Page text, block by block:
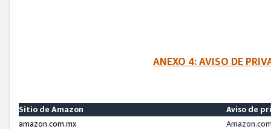
ANEXO 4: AVISO DE
Sitio de Amazon
Aviso de
amazon.com.mx